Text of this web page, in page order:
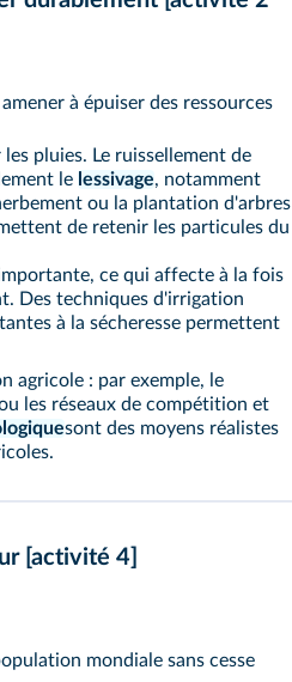
à épuiser des ressources
pluies. Le ruissellement de
le lessivage, notamment
ou la plantation d'arbres
de retenir les particules du
ce qui affecte à la fois
Des techniques d'irrigation
à la sécheresse permettent
agricole : par exemple, le
les réseaux de compétition et
sont des moyens réalistes
[activité 4]
mondiale sans cesse